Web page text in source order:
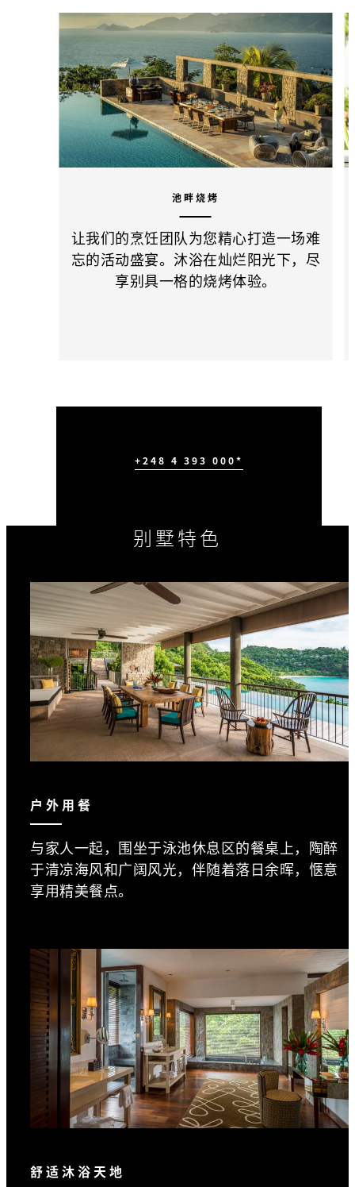
池畔烧烤
让我们的烹饪团队为您精心打造一场难
忘的活动盛宴。沐浴在灿烂阳光下，尽
享别具一格的烧烤体验。
+248 4 393 000*
别墅特色
户外用餐
与家人一起，围坐于泳池休息区的餐桌上，陶醉
于清凉海风和广阔风光，伴随着落日余晖，惬意
享用精美餐点。
舒适沐浴天地